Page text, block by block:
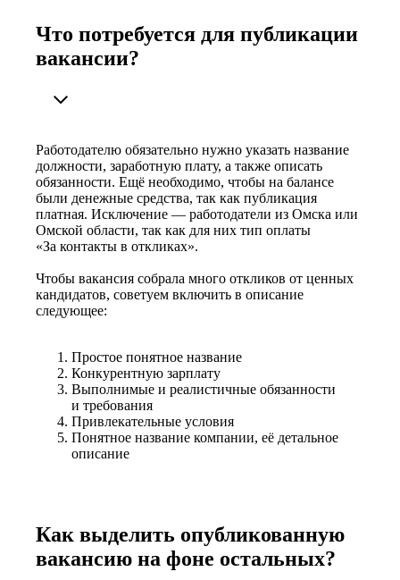
Что потребуется для публикации
вакансии?
Работодателю обязательно нужно указать название
должности, заработную плату, а также описать
обязанности. Ещё необходимо, чтобы на балансе
были денежные средства, так как публикация
платная. Исключение — работодатели из Омска или
Омской области, так как для них тип оплаты
«За контакты в откликах».
Чтобы вакансия собрала много откликов от ценных
кандидатов, советуем включить в описание
следующее:
Простое понятное название
Конкурентную зарплату
Выполнимые и реалистичные обязанности
и требования
Привлекательные условия
Понятное название компании, её детальное
описание
Как выделить опубликованную
вакансию на фоне остальных?